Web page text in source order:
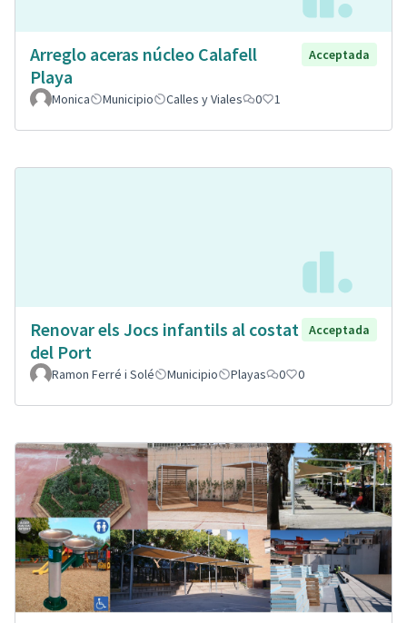
Arreglo aceras núcleo Calafell
Playa
Acceptada
Monica Municipio Calles y Viales 0 1
Renovar els Jocs infantils al costat
del Port
Acceptada
Ramon Ferré i Solé Municipio Playas 0 0